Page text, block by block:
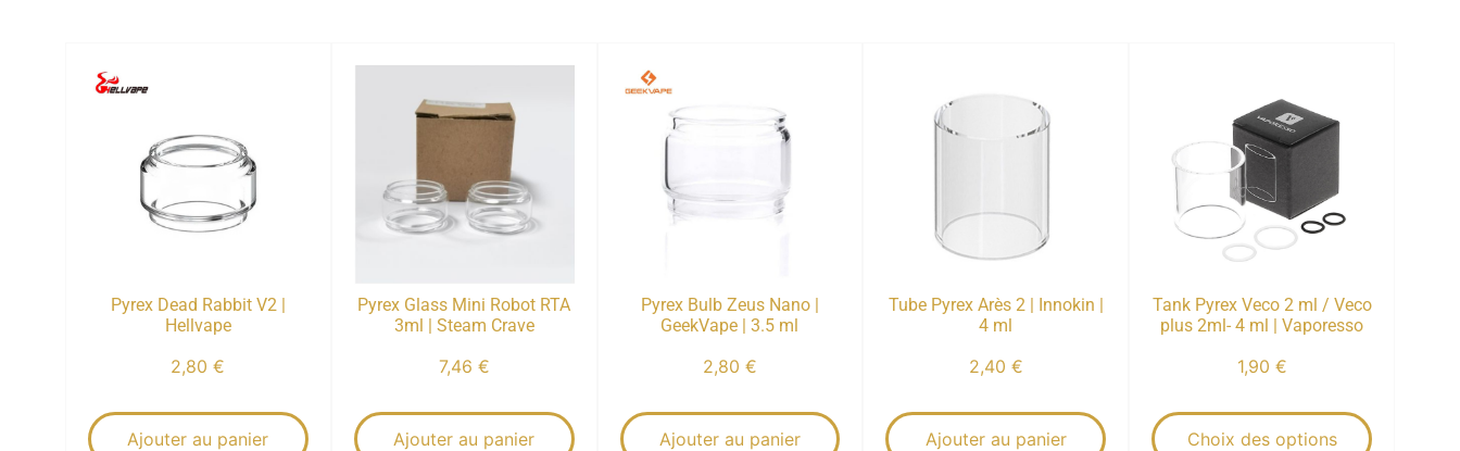
Pyrex Dead Rabbit V2 |
Hellvape
2,80€
Ajouter au panier
Pyrex Glass Mini Robot RTA
3ml | Steam Crave
7,46 €
Ajouter au panier
Pyrex Bulb Zeus Nano |
GeekVape | 3.5 ml
2,80 €
Ajouter au panier
Tube Pyrex Arès 2 | Innokin |
4 ml
2,40 €
Ajouter au panier
Tank Pyrex Veco 2 ml / Veco
plus 2ml- 4 ml | Vaporesso
1,90 €
Choix des options